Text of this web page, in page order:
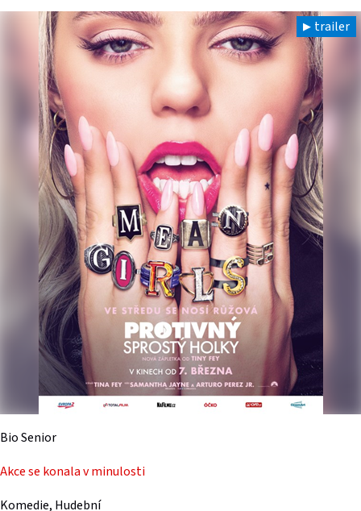
trailer
Bio Senior
Akce se konala v minulosti
Komedie, Hudební